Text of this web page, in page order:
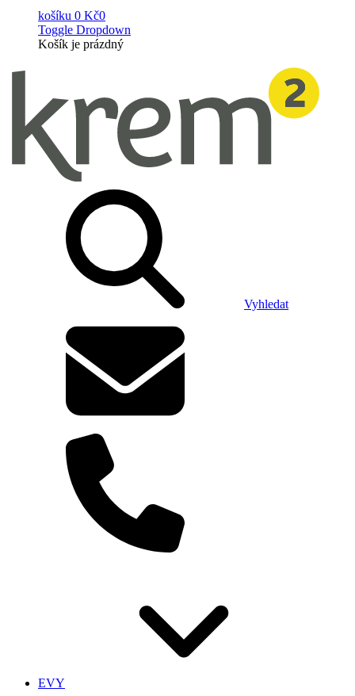
košíku 0 Kč0
Toggle Dropdown
Košík je prázdný
Vyhledat
EVY